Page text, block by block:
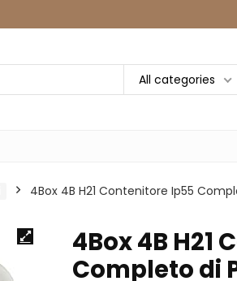
All categories
4Box 4B H21 Contenitore Ip55
4Box 4B H21
Completo di